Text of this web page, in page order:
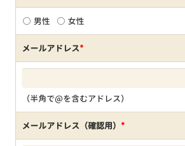
男性 女性
メールアドレス*
（半角で@を含むアドレス）
メールアドレス（確認用） *